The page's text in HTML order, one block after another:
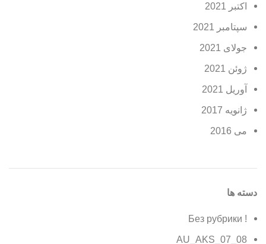
اکتبر 2021
سپتامبر 2021
جولای 2021
ژوئن 2021
آوریل 2021
ژانویه 2017
می 2016
دسته ها
! Без рубрики
08_07_AU_AKS